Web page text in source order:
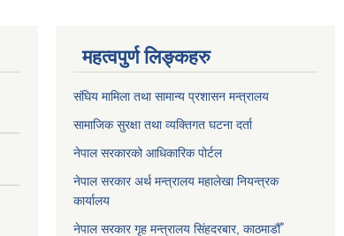
महत्वपुर्ण लिङ्कहरु
संघिय मामिला तथा सामान्य प्रशासन मन्त्रालय
सामाजिक सुरक्षा तथा व्यक्तिगत घटना दर्ता
नेपाल सरकारको आधिकारिक पोर्टल
नेपाल सरकार अर्थ मन्त्रालय महालेखा नियन्त्रक
कार्यालय
नेपाल सरकार गृह मन्त्रालय सिंहदरबार, काठमाडौँ